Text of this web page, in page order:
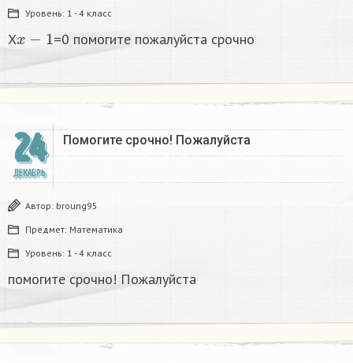
Уровень: 1 - 4 класс
X =0 помогите пожалуйста срочно
24
ДЕКАБРЬ
Помогите срочно! Пожалуйста
Автор: broung95
Предмет: Математика
Уровень: 1 - 4 класс
помогите срочно! Пожалуйста